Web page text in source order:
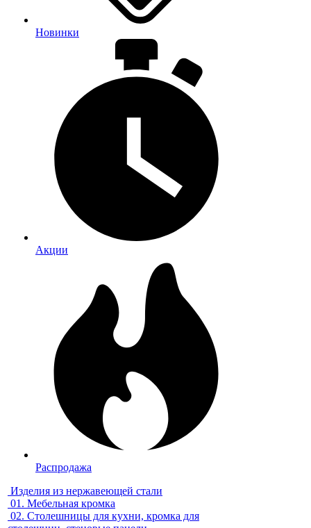
Новинки
Акции
Распродажа
Изделия из нержавеющей стали
01. Мебельная кромка
02. Столешницы для кухни, кромка для